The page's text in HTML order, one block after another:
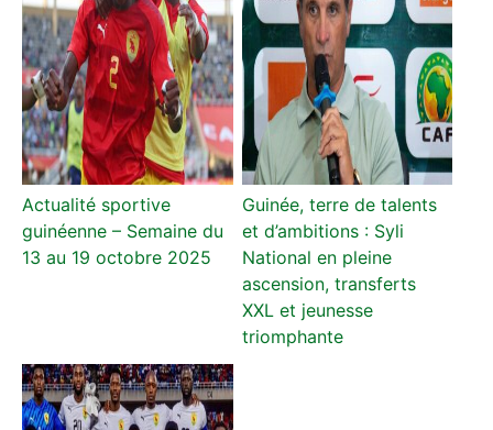
Actualité sportive
guinéenne – Semaine du
13 au 19 octobre 2025
Guinée, terre de talents
et d’ambitions : Syli
National en pleine
ascension, transferts
XXL et jeunesse
triomphante